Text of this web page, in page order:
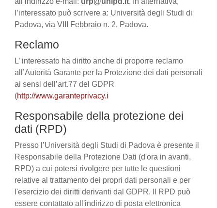
l’interessato può scrivere a: Università degli Studi di
Padova, via VIII Febbraio n. 2, Padova.
Reclamo
L’ interessato ha diritto anche di proporre reclamo
all’Autorità Garante per la Protezione dei dati personali
ai sensi dell’art.77 del GDPR
(http://www.garanteprivacy.i
Responsabile della protezione dei
dati (RPD)
Presso l’Università degli Studi di Padova è presente il
Responsabile della Protezione Dati (d'ora in avanti,
RPD) a cui potersi rivolgere per tutte le questioni
relative al trattamento dei propri dati personali e per
l'esercizio dei diritti derivanti dal GDPR. Il RPD può
essere contattato all'indirizzo di posta elettronica